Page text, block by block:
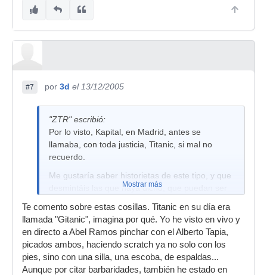
#7 por 3d el 13/12/2005
"ZTR" escribió:
Por lo visto, Kapital, en Madrid, antes se
llamaba, con toda justicia, Titanic, si mal no
recuerdo.
Me gustaría saber historietas de este tipo, y que
desmintáis las que haya dicho, que puedan ser
de DJs, como que si Abel Ramos scratcheaba
con los pies, o algunas sesiones del mítico
Dixkontrol, o incluso frikadas como que ciertos
DJs si no cuentan con cierto "equipamiento" en
cabina, se niegan a pinchar...
Mostrar más
Te comento sobre estas cosillas. Titanic en su día era
llamada "Gitanic", imagina por qué. Yo he visto en vivo y
en directo a Abel Ramos pinchar con el Alberto Tapia,
picados ambos, haciendo scratch ya no solo con los
pies, sino con una silla, una escoba, de espaldas...
Aunque por citar barbaridades, también he estado en